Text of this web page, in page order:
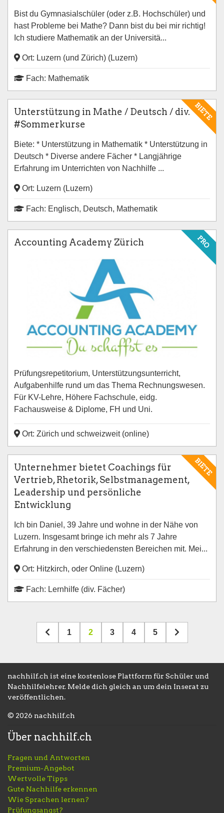
Bist du Gymnasialschüler (oder z.B. Hochschüler) und
hast Probleme bei Mathe? Dann bist du bei mir richtig!
Ich studiere Mathematik an der Universitä...
Ort: Luzern (und Zürich) (Luzern)
Fach: Mathematik
BIETE
Unterstützung in Mathe / Deutsch / div.
#Sommerkurse
Biete: * Unterstützung in Mathematik * Unterstützung in
Deutsch * Diverse andere Fächer * Langjährige
Erfahrung im Unterrichten von Nachhilfe ...
Ort: Luzern (Luzern)
Fach: Englisch, Deutsch, Mathematik
PRO
Accounting Academy Zürich
Prüfungsrepetitorium, Unterstützungsunterricht,
Aufgabenhilfe rund um das Thema Rechnungswesen.
Für KV-Lehre, Höhere Fachschule, eidg.
Fachausweise & Diplome, FH und Uni.
Ort: Zürich und schweizweit (online)
BIETE
Unternehmer bietet Coachings für
Vertrieb, Rhetorik, Selbstmanagement,
Leadership und persönliche
Entwicklung
Ich bin Daniel, 39 Jahre und wohne in der Nähe von
Luzern. Insgesamt bringe ich mehr als 7 Jahre
Erfahrung in den verschiedensten Bereichen mit. Mei...
Ort: Hitzkirch, oder Online (Luzern)
Fach: Lernhilfe (div. Fächer)
1 2 3 4 5
nachhilf.ch ist eine kostenlose Plattform für Schüler und
Nachhilfelehrer. Melde dich gleich an um dein Inserat zu
veröffentlichen.
© 2026 nachhilf.ch
Über nachhilf.ch
Fragen und Antworten
Premium-Angebot
Wertvolle Tipps
Gute Nachhilfe erkennen
Wie Sprachen lernen?
Prüfungsangst?